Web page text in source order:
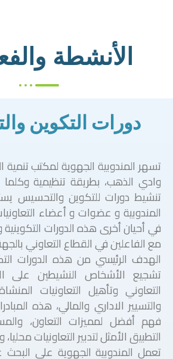
الأنشطة
دورات التكوين
تسهر المندوبية الجهوية لمكتب تنمية
وادي الذهب، بطريقة تنظيمية
تنشيط دورات للتكوين والتحسيس
المندوبية و عضوات و أعضاء
في أحيان أخرى هذه الدورات
مع الفاعلين في القطاع التعاوني
الهدف الرئيسي من هذه الدورات
تشجيع الأشخاص النشيطين على
التعاوني وتأهيل التعاونيات
والتسيير الاداري والمالي، هذه
فهم أفضل لمميزات التعاون،
التطبيق الأمثل لتدبير التعاونيات
تعمل المندوبية الجهوية على